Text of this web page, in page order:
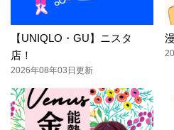
【UNIQLO・GU】ニスタ
店！
2026年08年03日更新